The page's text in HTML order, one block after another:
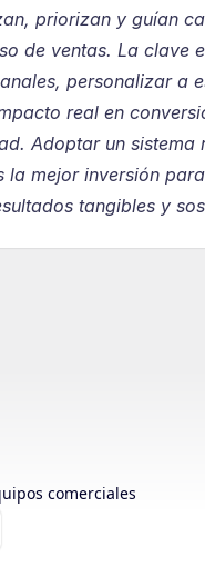
priorizan y guían
de ventas. La clave
personalizar a
real en
Adoptar un sistema
la mejor inversión
tangibles y
comerciales